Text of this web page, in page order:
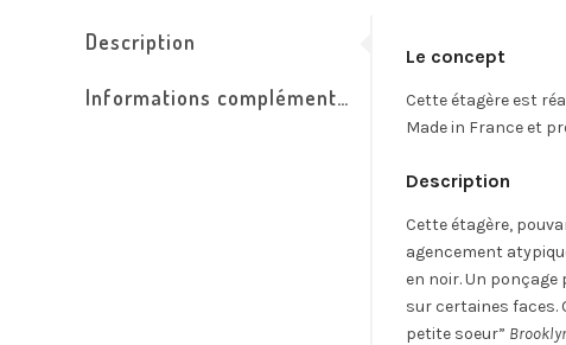
Description
Informations complémentaires
Le concept
Cette étagère est
Made in France et
Description
Cette étagère,
agencement
en noir. Un
sur certaines faces.
petite soeur”